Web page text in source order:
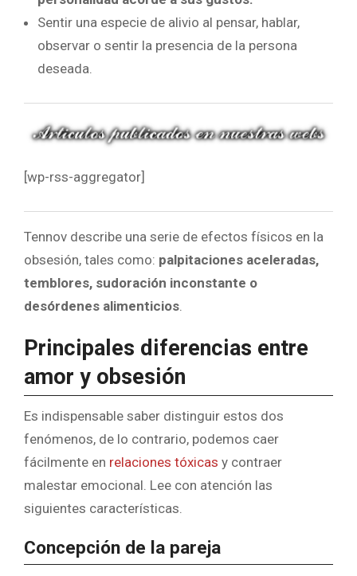
Sentir una especie de alivio al pensar, hablar,
observar o sentir la presencia de la persona
deseada.
[wp-rss-aggregator]
Tennov describe una serie de efectos físicos en la
obsesión, tales como: palpitaciones aceleradas,
temblores, sudoración inconstante o
desórdenes alimenticios
Principales diferencias entre
amor y obsesión
Es indispensable saber distinguir estos dos
fenómenos, de lo contrario, podemos caer
fácilmente en relaciones tóxicas y contraer
malestar emocional. Lee con atención las
siguientes características.
Concepción de la pareja